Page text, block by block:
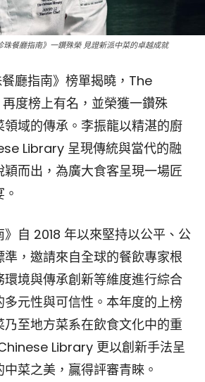
餐廳指南》一鑽殊榮 見證新派中菜的卓越成就
廳指南》榜單揭曉，The
度榜上有名，並榮獲一鑽殊
領域的傳承。李振龍以精湛的廚
Library 呈現傳統與當代的融
而出，為廣大食客呈現一場匠
》自 2018 年以來堅持以公平、公
，邀請來自全球的餐飲專家根
境與傳承創新等維度進行綜合
元性與可信性。本年度的上榜
至地方菜系在飲食文化中的重
Library 更以創新手法呈
菜之美，贏得評審青睞。